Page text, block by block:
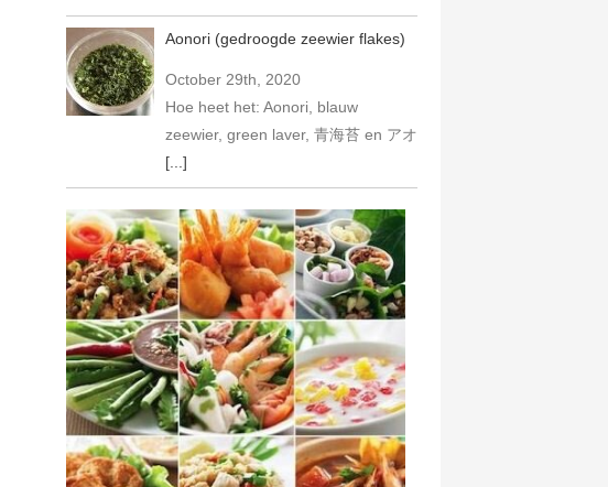
Aonori (gedroogde zeewier flakes)
October 29th, 2020
Hoe heet het: Aonori, blauw
zeewier, green laver, 青海苔 en アオ
[...]